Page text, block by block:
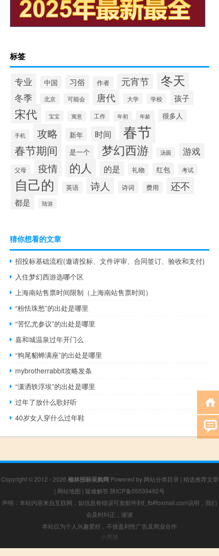
标签
专业 中国 习俗 作者 元宵节 冬天
冬季 北京 可能会 唐代 大学 学校 孩子
宋代 宝宝 寓意 工作 年初 年龄 很多人
手机 攻略 新年 时间 春节
春节期间 是一个 梦幻西游 汤圆 游戏
父母 疫情 的人 的是 礼物 红包 考试
自己的 英语 诗人 诗词 费用 还不
都是 陆游
猜你想看的文章
招投标基础流程(邀请投标、文件评审、合同签订、验收和支付)
入住梦幻西游选哪个区
上海南站售票时间限制（上海南站售票时间）
“粉怯珠愁”的出处是哪里
“苦忆尤参议”的出处是哪里
嘉和城温泉过年开门么
“狗尾貂蝉满座”的出处是哪里
mybrotherrabbit攻略发条
“潇洒轶浮埃”的出处是哪里
过年了放什么歌好听
40岁女人穿什么过年鞋
Copyright © 2012 - 2026 榆林招标采购网 Powered by 网站分类目录 | 精选推荐文章
| 网站地图 | 疑难解答 陕ICP备05039492号
声明：本站内容来自互联网，如信息有错误可发邮件到f_fb#foxmail.com说明，我们
会及时纠正，谢谢
本站仅为个人兴趣爱好，不接盈利性广告及商业合作
小男孩